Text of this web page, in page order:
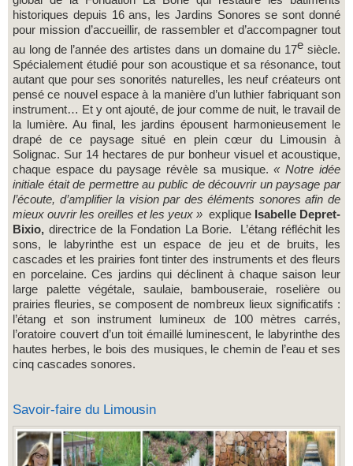
historiques depuis 16 ans, les Jardins Sonores se sont donné
pour mission d’accueillir, de rassembler et d’accompagner tout
au long de l’année des artistes dans un domaine du 17e siècle.
Spécialement étudié pour son acoustique et sa résonance, tout
autant que pour ses sonorités naturelles, les neuf créateurs ont
pensé ce nouvel espace à la manière d’un luthier fabriquant son
instrument… Et y ont ajouté, de jour comme de nuit, le travail de
la lumière. Au final, les jardins épousent harmonieusement le
drapé de ce paysage situé en plein cœur du Limousin à
Solignac. Sur 14 hectares de pur bonheur visuel et acoustique,
chaque espace du paysage révèle sa musique.« Notre idée
initiale était de permettre au public de découvrir un paysage par
l’écoute, d’amplifier la vision par des éléments sonores afin de
mieux ouvrir les oreilles et les yeux » explique Isabelle Depret-
Bixio, directrice de la Fondation La Borie. L’étang réfléchit les
sons, le labyrinthe est un espace de jeu et de bruits, les
cascades et les prairies font tinter des instruments et des fleurs
en porcelaine. Ces jardins qui déclinent à chaque saison leur
large palette végétale, saulaie, bambouseraie, roselière ou
prairies fleuries, se composent de nombreux lieux significatifs :
l’étang et son instrument lumineux de 100 mètres carrés,
l’oratoire couvert d’un toit émaillé luminescent, le labyrinthe des
hautes herbes, le bois des musiques, le chemin de l’eau et ses
cinq cascades sonores.
Savoir-faire du Limousin